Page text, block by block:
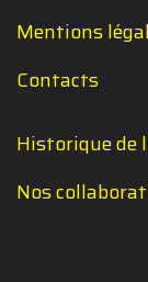
Mentions
Contacts
Historique de
Nos